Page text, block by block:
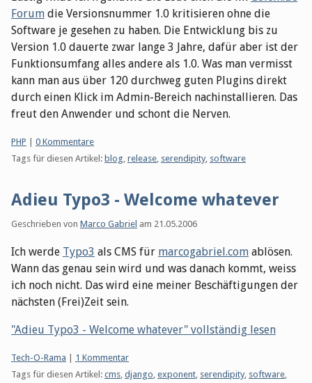
Forum die Versionsnummer 1.0 kritisieren ohne die
Software je gesehen zu haben. Die Entwicklung bis zu
Version 1.0 dauerte zwar lange 3 Jahre, dafür aber ist der
Funktionsumfang alles andere als 1.0. Was man vermisst
kann man aus über 120 durchweg guten Plugins direkt
durch einen Klick im Admin-Bereich nachinstallieren. Das
freut den Anwender und schont die Nerven.
Kategorien:
PHP
0 Kommentare
Tags für diesen Artikel: blog, release, serendipity, software
Adieu Typo3 - Welcome whatever
Geschrieben von Marco Gabriel am 21.05.2006
Ich werde Typo3 als CMS für marcogabriel.com ablösen.
Wann das genau sein wird und was danach kommt, weiss
ich noch nicht. Das wird eine meiner Beschäftigungen der
nächsten (Frei)Zeit sein.
"Adieu Typo3 - Welcome whatever" vollständig lesen
Kategorien:
Tech-O-Rama
1 Kommentar
Tags für diesen Artikel: cms, django, exponent, serendipity, software,